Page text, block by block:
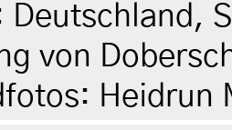
Deutschland,
von
Heidrun